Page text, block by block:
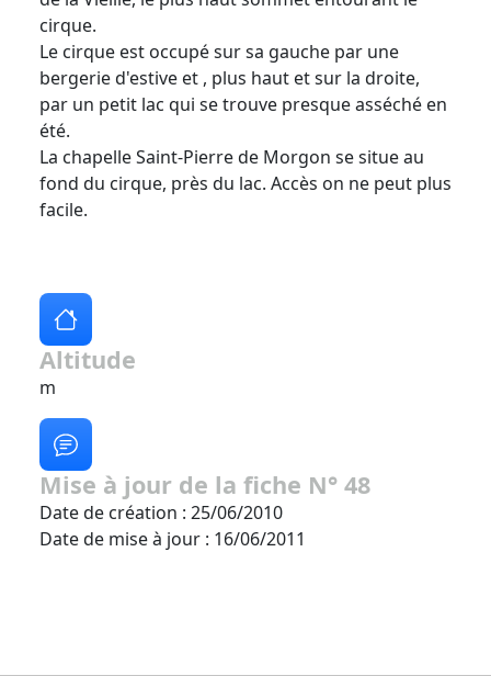
cirque.
Le cirque est occupé sur sa gauche par une
bergerie d'estive et , plus haut et sur la droite,
par un petit lac qui se trouve presque asséché en
été.
La chapelle Saint-Pierre de Morgon se situe au
fond du cirque, près du lac. Accès on ne peut plus
facile.
Altitude
m
Mise à jour de la fiche N° 48
Date de création : 25/06/2010
Date de mise à jour : 16/06/2011